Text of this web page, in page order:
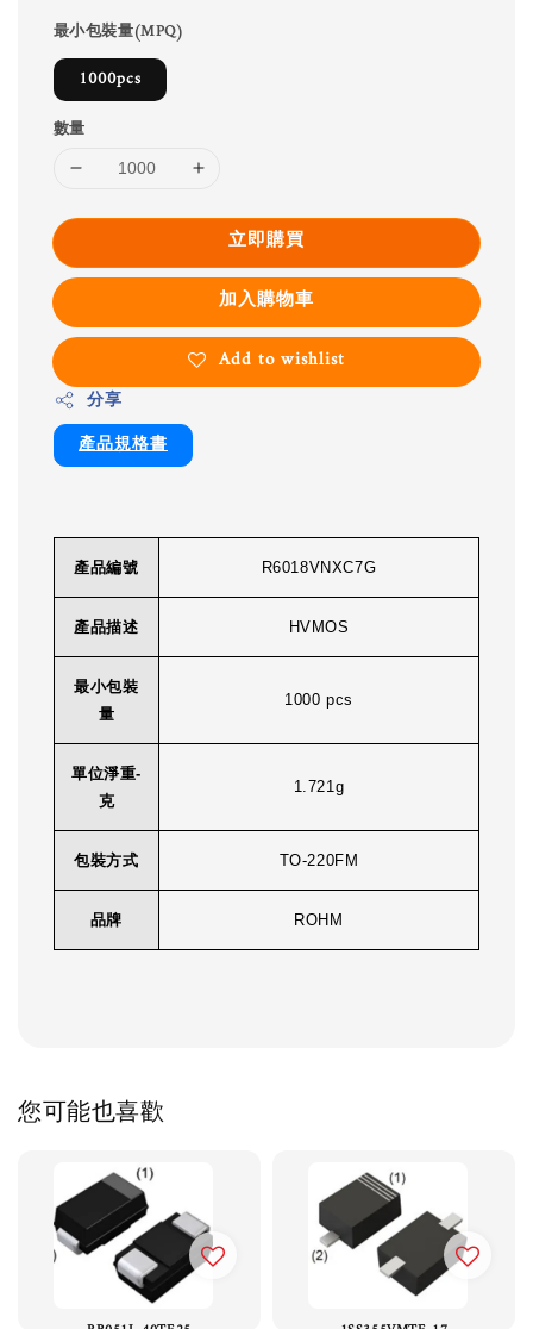
最小包裝量(MPQ)
1000pcs
數量
立即購買
加入購物車
Add to wishlist
分享
產品規格書
產品編號 R6018VNXC7G
產品描述 HVMOS
最小包裝
量
1000 pcs
單位淨重-
克
1.721g
包裝方式 TO-220FM
品牌 ROHM
您可能也喜歡